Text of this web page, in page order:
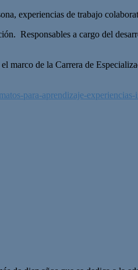
experiencias de trabajo
Responsables a cargo del
marco de la Carrera de
para-aprendizaje-experiencias-